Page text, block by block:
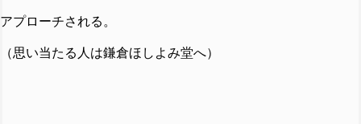
アプローチされる。
（思い当たる人は鎌倉ほしよみ堂へ）